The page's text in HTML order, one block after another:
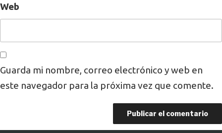
Web
Guarda mi nombre, correo electrónico y web en
este navegador para la próxima vez que comente.